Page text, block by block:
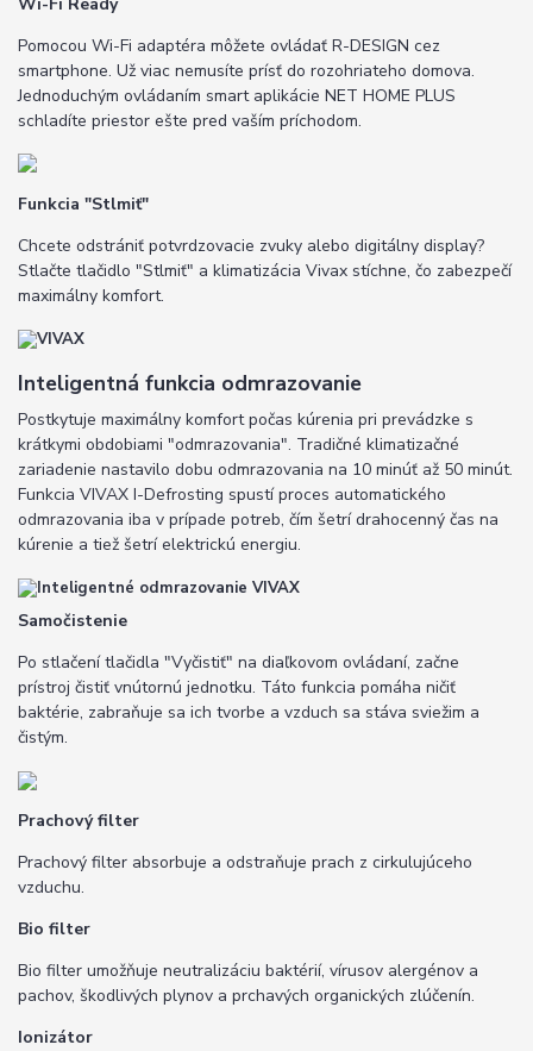
Pomocou Wi-Fi adaptéra môžete ovládať R-DESIGN cez
smartphone. Už viac nemusíte prísť do rozohriateho domova.
Jednoduchým ovládaním smart aplikácie NET HOME PLUS
schladíte priestor ešte pred vaším príchodom.
Funkcia "Stlmiť"
Chcete odstrániť potvrdzovacie zvuky alebo digitálny display?
Stlačte tlačidlo "Stlmiť" a klimatizácia Vivax stíchne, čo zabezpečí
maximálny komfort.
Inteligentná funkcia odmrazovanie
Postkytuje maximálny komfort počas kúrenia pri prevádzke s
krátkymi obdobiami "odmrazovania". Tradičné klimatizačné
zariadenie nastavilo dobu odmrazovania na 10 minúť až 50 minút.
Funkcia VIVAX I-Defrosting spustí proces automatického
odmrazovania iba v prípade potreb, čím šetrí drahocenný čas na
kúrenie a tiež šetrí elektrickú energiu.
Samočistenie
Po stlačení tlačidla "Vyčistiť" na diaľkovom ovládaní, začne
prístroj čistiť vnútornú jednotku. Táto funkcia pomáha ničiť
baktérie, zabraňuje sa ich tvorbe a vzduch sa stáva sviežim a
čistým.
Prachový filter
Prachový filter absorbuje a odstraňuje prach z cirkulujúceho
vzduchu.
Bio filter
Bio filter umožňuje neutralizáciu baktérií, vírusov alergénov a
pachov, škodlivých plynov a prchavých organických zlúčenín.
Ionizátor